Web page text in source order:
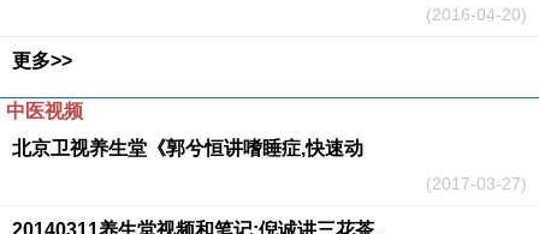
(2016-04-20)
更多>>
中医视频
北京卫视养生堂《郭兮恒讲嗜睡症,快速动
(2017-03-27)
20140311养生堂视频和笔记:倪诚讲三花茶,